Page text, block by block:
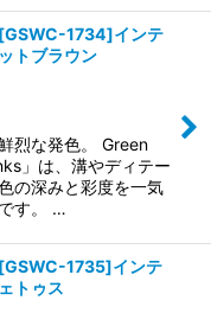
1734]インテ
トブラウン
烈な発色。 Green
」は、溝やディテー
の深みと彩度を一気
す。 …
1735]インテ
トゥス